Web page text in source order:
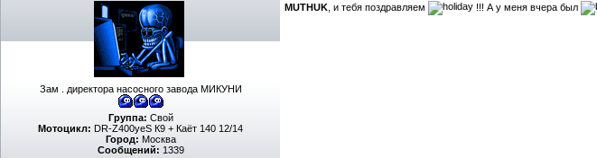
Зам . директора насосного завода МИКУНИ
Группа: Свой
Мотоцикл: DR-Z400yeS К9 + Каёт 140 12/14
Город: Москва
Сообщений: 1339
MUTHUK , и тебя поздравляем !!! А у меня вчера был